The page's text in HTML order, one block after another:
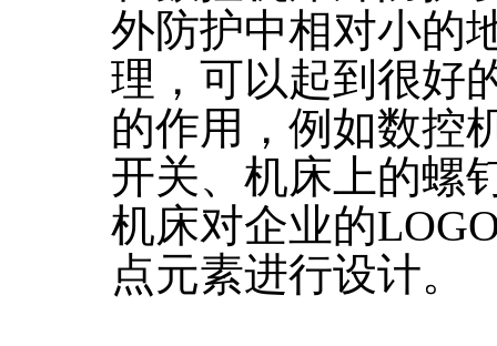
外防护中相对小的
理，可以起到很好
的作用，例如数控
开关、机床上的螺
机床对企业的
点元素进行设计。